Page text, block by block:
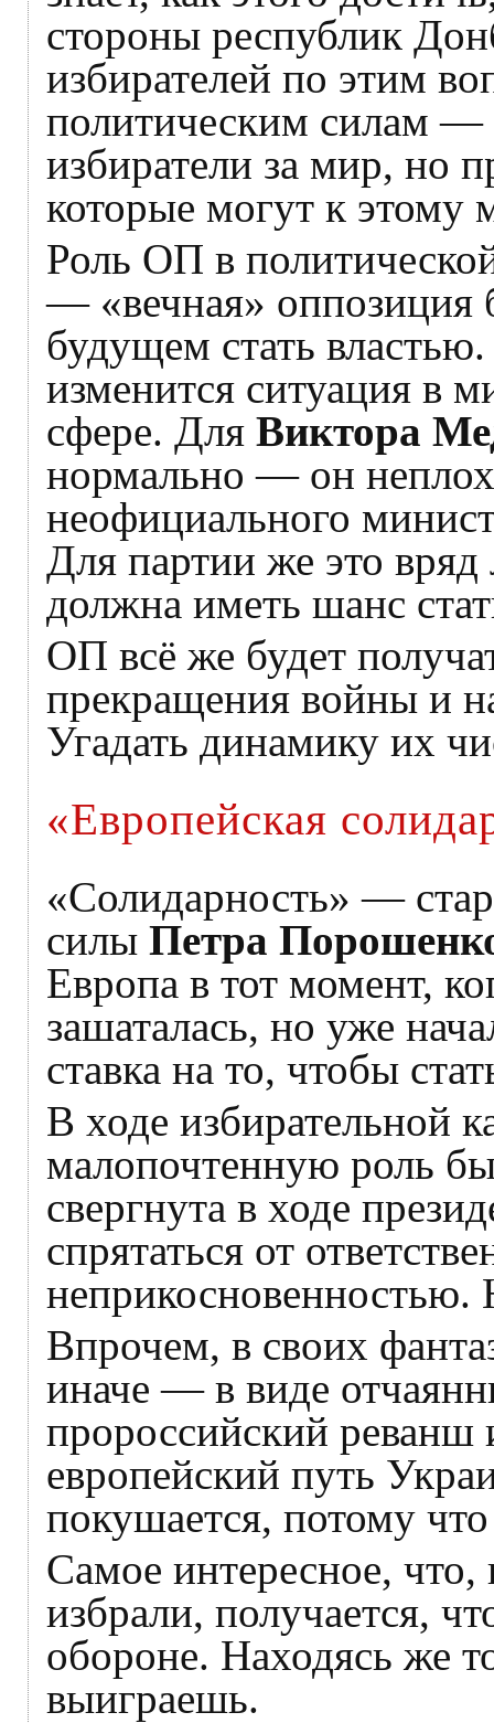
стороны республик
избирателей по этим
политическим силам —
избиратели за мир, но
которые могут к этому
Роль ОП в
— «вечная» оппозиция
будущем стать
изменится ситуация в
сфере. Для Виктора
нормально — он
неофициального
Для партии же это
должна иметь шанс
ОП всё же будет
прекращения войны и
Угадать динамику их
«Европейская
«Солидарность» —
силы Петра
Европа в тот момент,
зашаталась, но уже
ставка на то, чтобы
В ходе избирательной
малопочтенную роль
свергнута в ходе
спрятаться от
неприкосновенностью.
Впрочем, в своих
иначе — в виде
пророссийский
европейский путь
покушается, потому
Самое интересное,
избрали, получается,
обороне. Находясь же
выиграешь.